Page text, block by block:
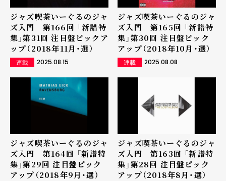
ジャズ喫茶いーぐるのジャ
ズ入門 第166回 「新譜特
集」第31回 注目盤ピックア
ップ（2018年11月・選）
連載 2025.08.15
ジャズ喫茶いーぐるのジャ
ズ入門 第165回 「新譜特
集」第30回 注目盤ピック
アップ（2018年10月・選）
連載 2025.08.08
ジャズ喫茶いーぐるのジャ
ズ入門 第164回 「新譜特
集」第29回 注目盤ピック
アップ（2018年9月・選）
ジャズ喫茶いーぐるのジャ
ズ入門 第163回 「新譜特
集」第28回 注目盤ピック
アップ（2018年8月・選）